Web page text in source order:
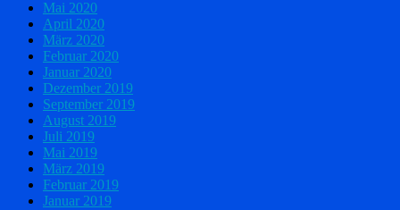
Mai 2020
April 2020
März 2020
Februar 2020
Januar 2020
Dezember 2019
September 2019
August 2019
Juli 2019
Mai 2019
März 2019
Februar 2019
Januar 2019